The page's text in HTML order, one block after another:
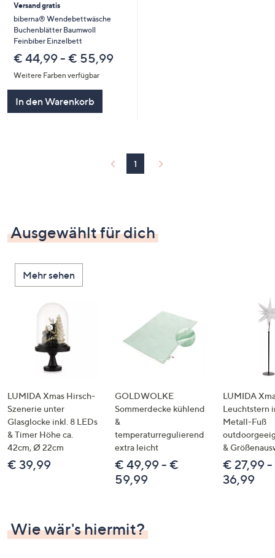
um
diese
anzuzeigen.
Versand gratis
biberna® Wendebettwäsche
Buchenblätter Baumwoll
Feinbiber Einzelbett
€ 44,99 - € 55,99
Weitere Farben verfügbar
In den Warenkorb
1
Ausgewählt für dich
Mehr sehen
LUMIDA Xmas Hirsch-
Szenerie unter
Glasglocke inkl. 8 LEDs
& Timer Höhe ca.
42cm, Ø 22cm
€ 39,99
GOLDWOLKE
Sommerdecke kühlend
&
temperaturregulierend
extra leicht
€ 49,99 - €
59,99
LUMIDA
Leuchtstern
Metall-Fuß
&
€ 27,99
36,99
Wie wär's hiermit?